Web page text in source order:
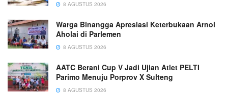
8 AGUSTUS 2026
Warga Binangga Apresiasi Keterbukaan Arnol
Aholai di Parlemen
8 AGUSTUS 2026
AATC Berani Cup V Jadi Ujian Atlet PELTI
Parimo Menuju Porprov X Sulteng
8 AGUSTUS 2026